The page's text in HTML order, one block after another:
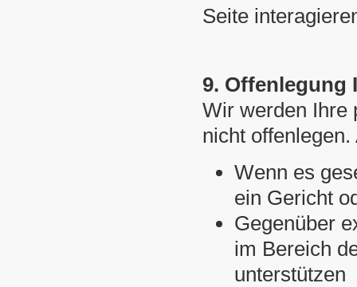
Seite
9. Offenlegung
Wir werden Ihre
nicht
Wenn es
ein Gericht
Gegenüber
im Bereich
unterstützen